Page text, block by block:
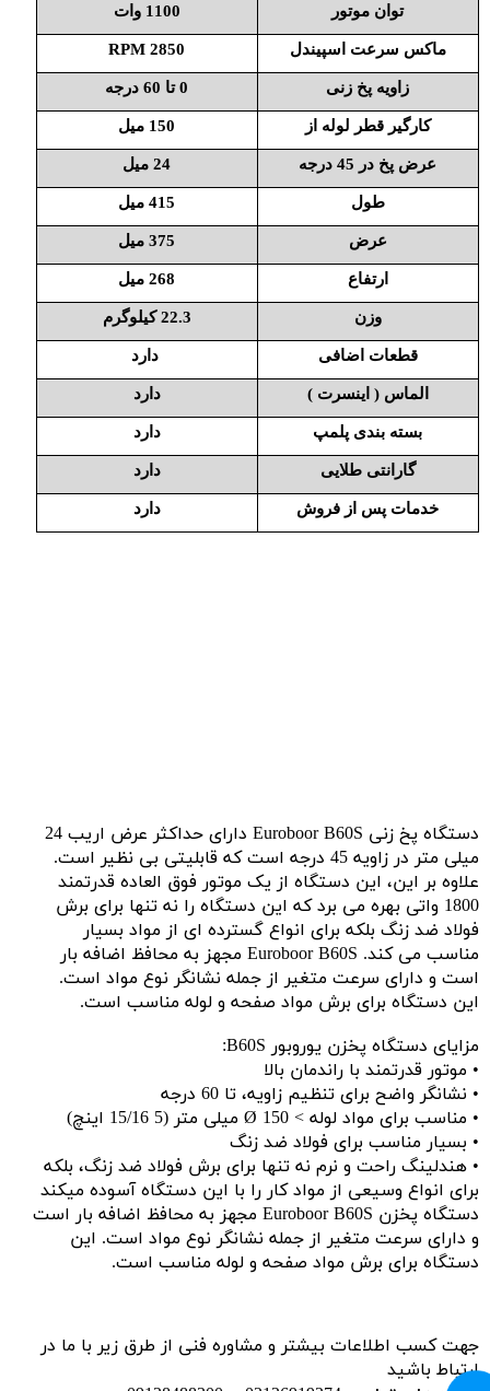
توان موتور 1100 وات
ماکس سرعت اسپیندل 2850 RPM
زاویه پخ زنی 0 تا 60 درجه
کارگیر قطر لوله از 150 میل
عرض پخ در 45 درجه 24 میل
طول 415 میل
عرض 375 میل
ارتفاع 268 میل
وزن 22.3 کیلوگرم
قطعات اضافی دارد
الماس ( اینسرت ) دارد
بسته بندی پلمپ دارد
گارانتی طلایی دارد
خدمات پس از فروش دارد
دستگاه پخ زنی Euroboor B60S دارای حداکثر عرض اریب 24
میلی متر در زاویه 45 درجه است که قابلیتی بی نظیر است.
علاوه بر این، این دستگاه از یک موتور فوق العاده قدرتمند
1800 واتی بهره می برد که این دستگاه را نه تنها برای برش
فولاد ضد زنگ بلکه برای انواع گسترده ای از مواد بسیار
مناسب می کند. Euroboor B60S مجهز به محافظ اضافه بار
است و دارای سرعت متغیر از جمله نشانگر نوع مواد است.
این دستگاه برای برش مواد صفحه و لوله مناسب است.
مزایای دستگاه پخزن یوروبور B60S:
• موتور قدرتمند با راندمان بالا
• نشانگر واضح برای تنظیم زاویه، تا 60 درجه
• مناسب برای مواد لوله > Ø 150 میلی متر (5 15/16 اینچ)
• بسیار مناسب برای فولاد ضد زنگ
• هندلینگ راحت و نرم نه تنها برای برش فولاد ضد زنگ، بلکه
برای انواع وسیعی از مواد کار را با این دستگاه آسوده میکند
دستگاه پخزن Euroboor B60S مجهز به محافظ اضافه بار است
و دارای سرعت متغیر از جمله نشانگر نوع مواد است. این
دستگاه برای برش مواد صفحه و لوله مناسب است.
جهت کسب اطلاعات بیشتر و مشاوره فنی از طرق زیر با ما در
ارتباط باشید